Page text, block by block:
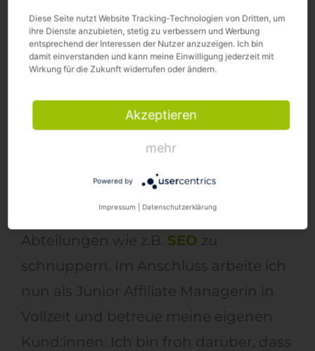
Ich wusste bereits vor Beginn des
dualen Studiums, dass ich im
Anschluss bei der xpose360 bleiben
Nach Abgabe der
hatte dadurch die Möglichkeit, auch
nochmal praktisch in die anderen
Abteilungen wie z.B. SEO zu
schnuppern. Im Anschluss arbeite ich
nun als Junior Affiliate Managerin in
Vollzeit und betreue meine eigenen
Kund:innen. Ich bin froh darüber, dass
Diese Seite nutzt Website Tracking-Technologien von Dritten, um
ihre Dienste anzubieten, stetig zu verbessern und Werbung
entsprechend der Interessen der Nutzer anzuzeigen. Ich bin
damit einverstanden und kann meine Einwilligung jederzeit mit
Wirkung für die Zukunft widerrufen oder ändern.
Akzeptieren
mehr
Powered by
Impressum Datenschutzerklärung